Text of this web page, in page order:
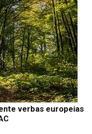
verbas europeias